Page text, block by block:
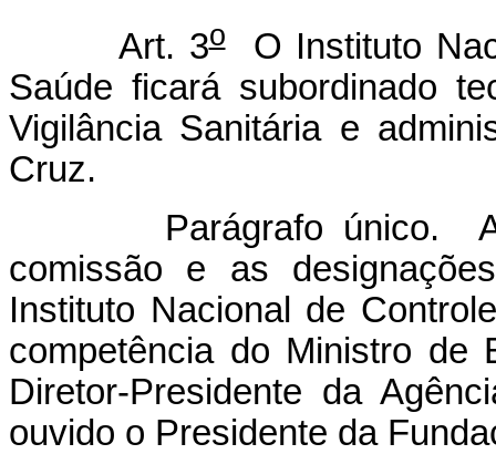
Art. 3oO Instituto
Saúde ficará subordinado
Vigilância Sanitária e
Cruz.
Parágrafo único. As
comissão e as
Instituto Nacional de
competência do Ministro de
Diretor-Presidente da
ouvido o Presidente da